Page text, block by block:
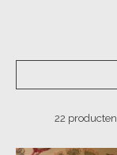
22 producten